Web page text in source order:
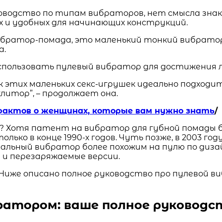
по типам вибраторов, нет смысла
и удобных для начинающих конструкций.
помада, это маленький тонкий
маленьких секс-игрушек идеально
– продолжает она.
о женщинах, которые вам нужно знать/
патент на вибратор для губной помады
в конце 1990-х годов. Чуть позже, в 2003
вибратор более похожим на пулю по
перезаряжаемые версии.
описано полное руководство про пулевой
ваше полное